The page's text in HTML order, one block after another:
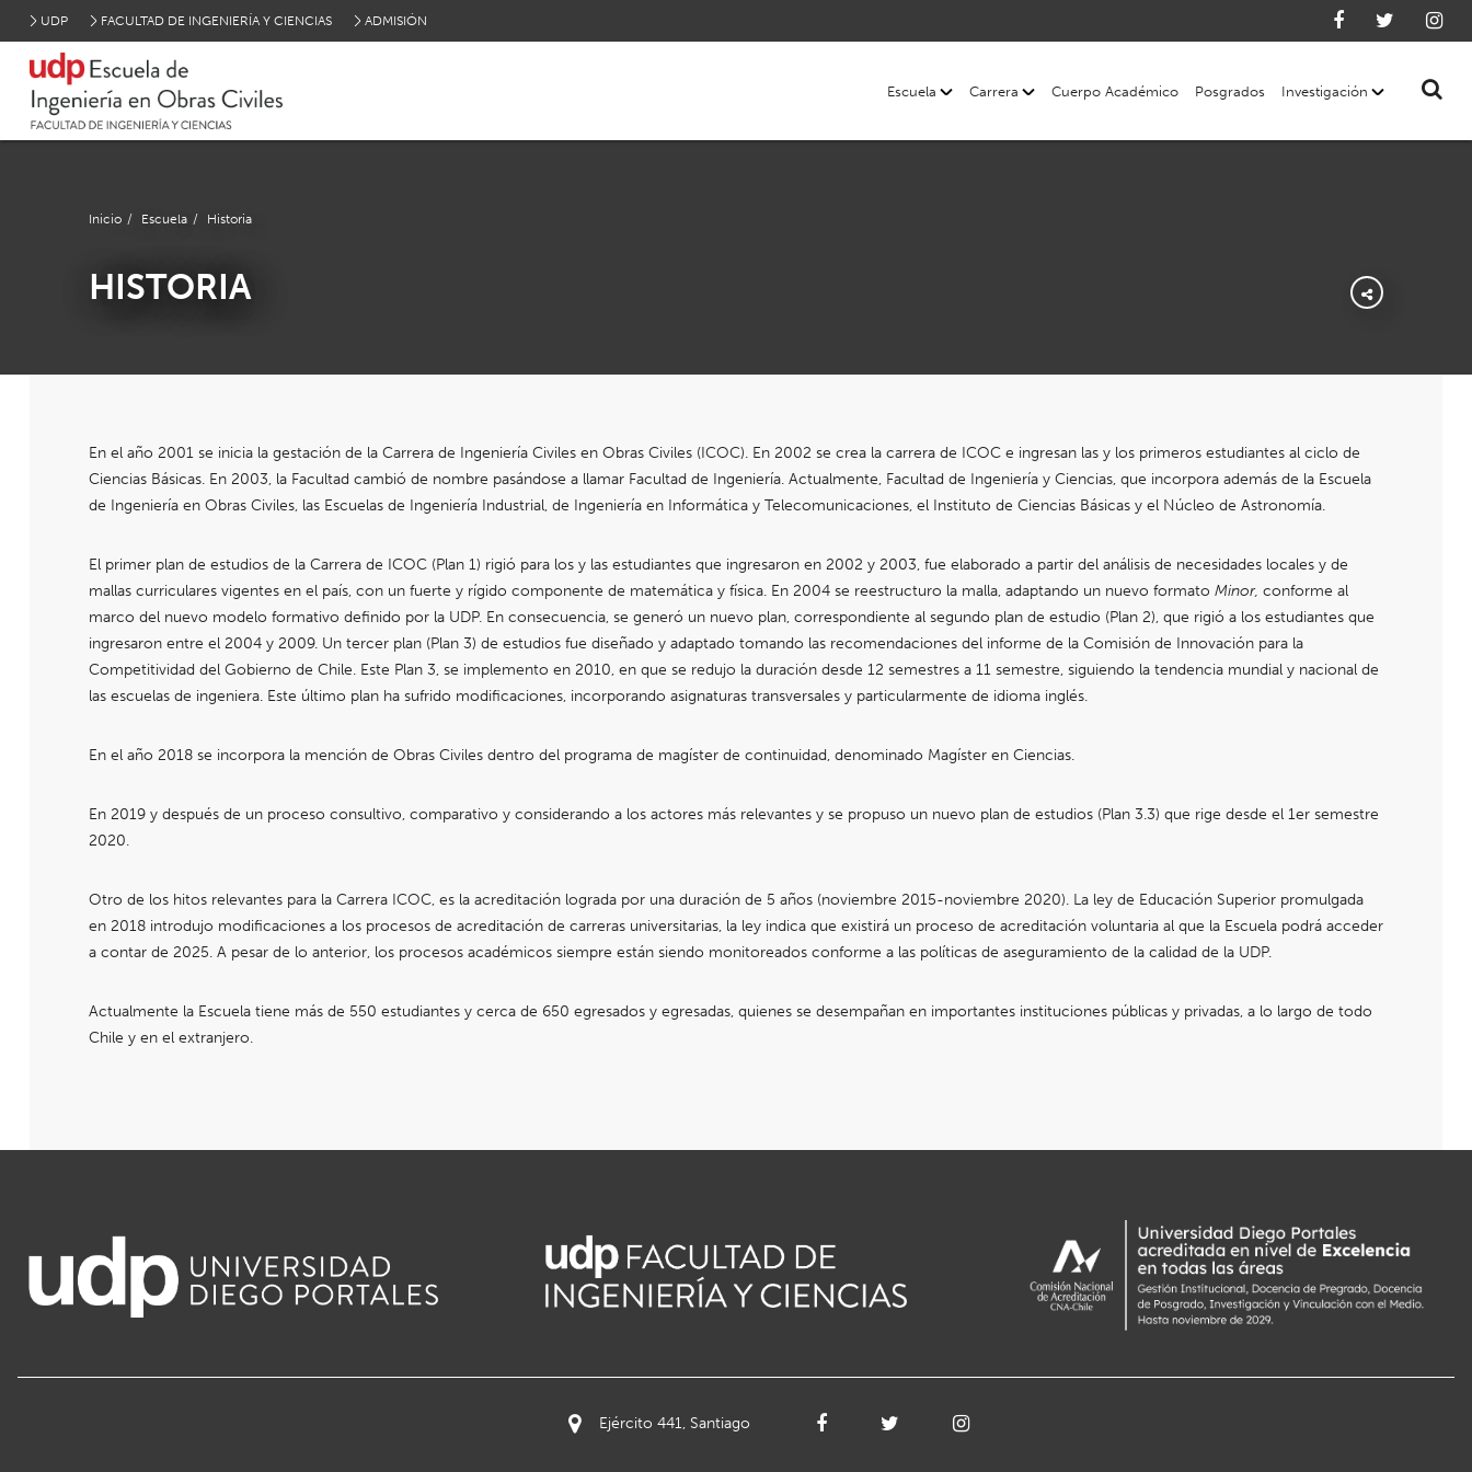
UDP FACULTAD DE INGENIERÍA Y CIENCIAS ADMISIÓN
Escuela Carrera Cuerpo Académico Posgrados Investigación
Inicio / Escuela / Historia
HISTORIA
En el año 2001 se inicia la gestación de la Carrera de Ingeniería Civiles en Obras Civiles (ICOC). En 2002 se crea la carrera de ICOC e ingresan las y los primeros estudiantes al ciclo de
Ciencias Básicas. En 2003, la Facultad cambió de nombre pasándose a llamar Facultad de Ingeniería. Actualmente, Facultad de Ingeniería y Ciencias, que incorpora además de la Escuela
de Ingeniería en Obras Civiles, las Escuelas de Ingeniería Industrial, de Ingeniería en Informática y Telecomunicaciones, el Instituto de Ciencias Básicas y el Núcleo de Astronomía.
El primer plan de estudios de la Carrera de ICOC (Plan 1) rigió para los y las estudiantes que ingresaron en 2002 y 2003, fue elaborado a partir del análisis de necesidades locales y de
mallas curriculares vigentes en el país, con un fuerte y rígido componente de matemática y física. En 2004 se reestructuro la malla, adaptando un nuevo formato Minor, conforme al
marco del nuevo modelo formativo definido por la UDP. En consecuencia, se generó un nuevo plan, correspondiente al segundo plan de estudio (Plan 2), que rigió a los estudiantes que
ingresaron entre el 2004 y 2009. Un tercer plan (Plan 3) de estudios fue diseñado y adaptado tomando las recomendaciones del informe de la Comisión de Innovación para la
Competitividad del Gobierno de Chile. Este Plan 3, se implemento en 2010, en que se redujo la duración desde 12 semestres a 11 semestre, siguiendo la tendencia mundial y nacional de
las escuelas de ingeniera. Este último plan ha sufrido modificaciones, incorporando asignaturas transversales y particularmente de idioma inglés.
En el año 2018 se incorpora la mención de Obras Civiles dentro del programa de magíster de continuidad, denominado Magíster en Ciencias.
En 2019 y después de un proceso consultivo, comparativo y considerando a los actores más relevantes y se propuso un nuevo plan de estudios (Plan 3.3) que rige desde el 1er semestre
2020.
Otro de los hitos relevantes para la Carrera ICOC, es la acreditación lograda por una duración de 5 años (noviembre 2015-noviembre 2020). La ley de Educación Superior promulgada
en 2018 introdujo modificaciones a los procesos de acreditación de carreras universitarias, la ley indica que existirá un proceso de acreditación voluntaria al que la Escuela podrá acceder
a contar de 2025. A pesar de lo anterior, los procesos académicos siempre están siendo monitoreados conforme a las políticas de aseguramiento de la calidad de la UDP.
Actualmente la Escuela tiene más de 550 estudiantes y cerca de 650 egresados y egresadas, quienes se desempañan en importantes instituciones públicas y privadas, a lo largo de todo
Chile y en el extranjero.
Ejército 441, Santiago